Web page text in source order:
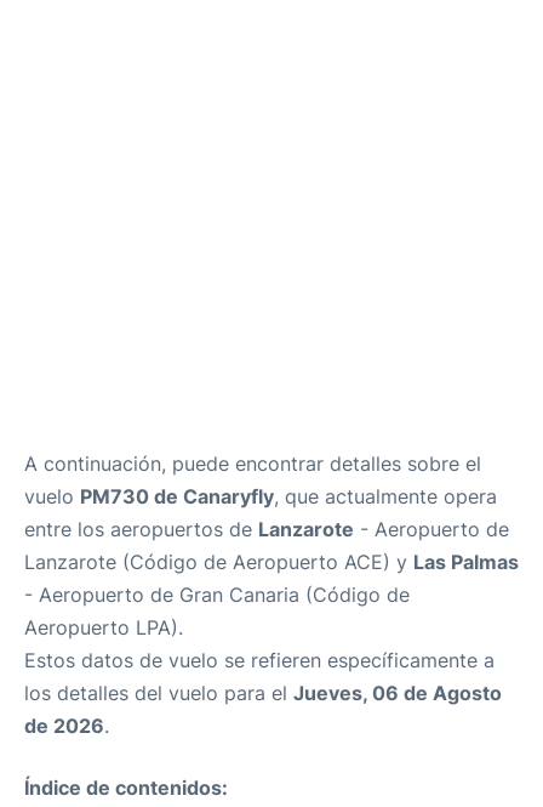
A continuación, puede encontrar detalles sobre el
vuelo PM730 de Canaryfly, que actualmente opera
entre los aeropuertos de Lanzarote - Aeropuerto de
Lanzarote (Código de Aeropuerto ACE) y Las Palmas
- Aeropuerto de Gran Canaria (Código de
Aeropuerto LPA).
Estos datos de vuelo se refieren específicamente a
los detalles del vuelo para el Jueves, 06 de Agosto
de 2026.
Índice de contenidos: